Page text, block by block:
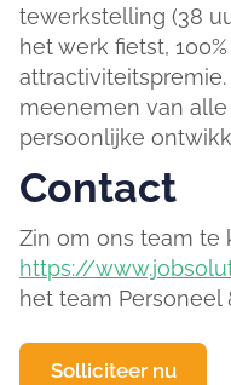
tewerkstelling (38
het werk fietst,
meenemen van
persoonlijke
Contact
Zin om ons team te
https://
het team Personeel
Solliciteer nu